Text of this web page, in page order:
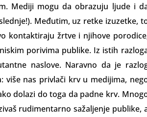
Mediji mogu da obrazuju ljude i
Međutim, uz retke izuzetke,
kontaktiraju žrtve i njihove
porivima publike. Iz istih
naslove. Naravno da je
više nas privlači krv u medijima,
dolazi do toga da padne krv.
rudimentarno sažaljenje publike,